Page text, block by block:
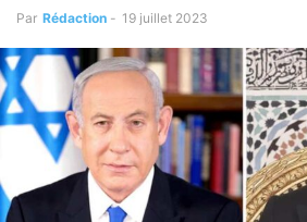
Par Rédaction - 19 juillet 2023